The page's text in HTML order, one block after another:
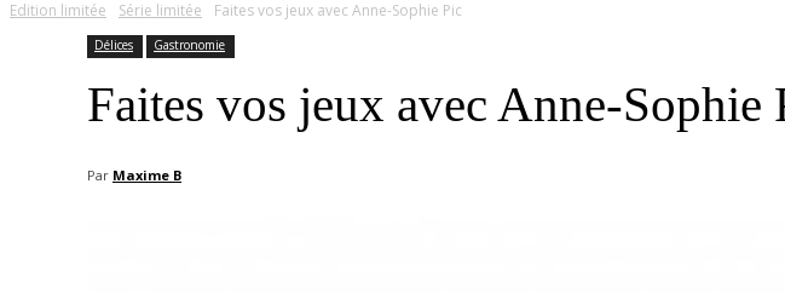
Edition limitée Série limitée Faites vos jeux avec Anne-Sophie Pic
Délices Gastronomie
Faites vos jeux avec Anne-Sophie
Par Maxime B